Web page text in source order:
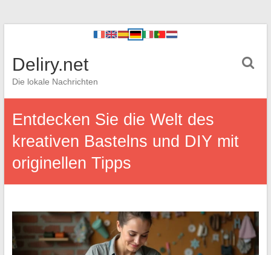
Deliry.net
Die lokale Nachrichten
Entdecken Sie die Welt des
kreativen Bastelns und DIY mit
originellen Tipps